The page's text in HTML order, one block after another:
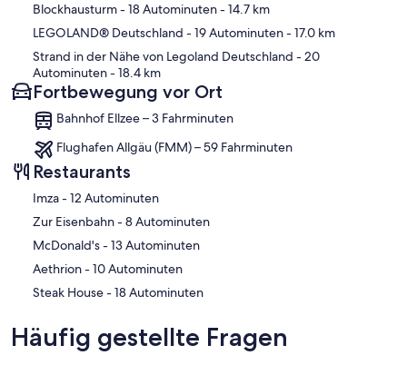
Blockhausturm- 18 Autominuten- 14.7 km
LEGOLAND® Deutschland - 19 Autominuten- 17.0 km
Strand in der Nähe von Legoland Deutschland - 20
Autominuten- 18.4 km
Fortbewegung vor Ort
Bahnhof Ellzee – 3 Fahrminuten
Flughafen Allgäu (FMM) – 59 Fahrminuten
Restaurants
‪Imza - ‬12 Autominuten
‪Zur Eisenbahn - ‬8 Autominuten
‪McDonald's - ‬13 Autominuten
‪Aethrion - ‬10 Autominuten
‪Steak House - ‬18 Autominuten
Häufig gestellte Fragen